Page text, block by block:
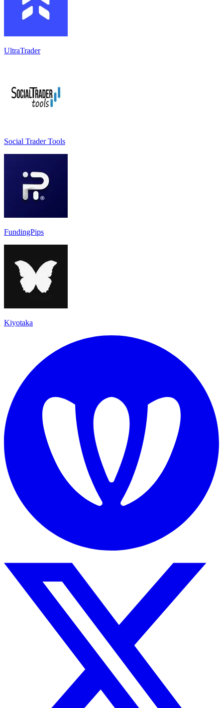
UltraTrader
Social Trader Tools
FundingPips
Kiyotaka